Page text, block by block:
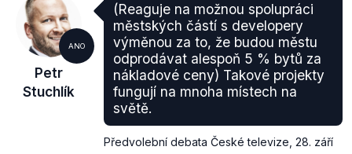
ANO
Petr
Stuchlík
(Reaguje na možnou spolupráci
městských částí s developery
výměnou za to, že budou městu
odprodávat alespoň 5 % bytů za
nákladové ceny) Takové projekty
fungují na mnoha místech na
světě.
Předvolební debata České televize 28. září